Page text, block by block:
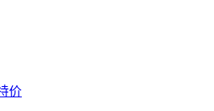
价